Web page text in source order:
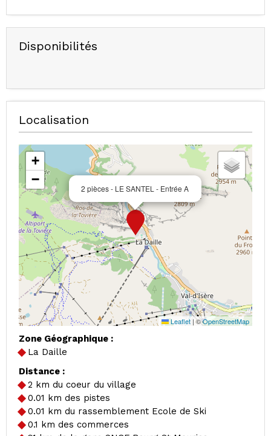
Disponibilités
Localisation
2 pièces - LE SANTEL - Entrée A
+
−
Leaflet |©OpenStreetMap
Zone Géographique :
La Daille
Distance :
2 km du coeur du village
0.01 km des pistes
0.01 km du rassemblement Ecole de Ski
0.1 km des commerces